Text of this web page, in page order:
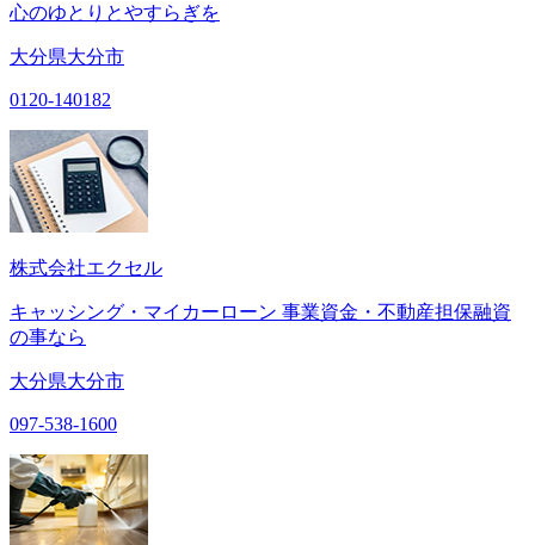
心のゆとりとやすらぎを
大分県大分市
0120-140182
株式会社エクセル
キャッシング・マイカーローン 事業資金・不動産担保融資
の事なら
大分県大分市
097-538-1600